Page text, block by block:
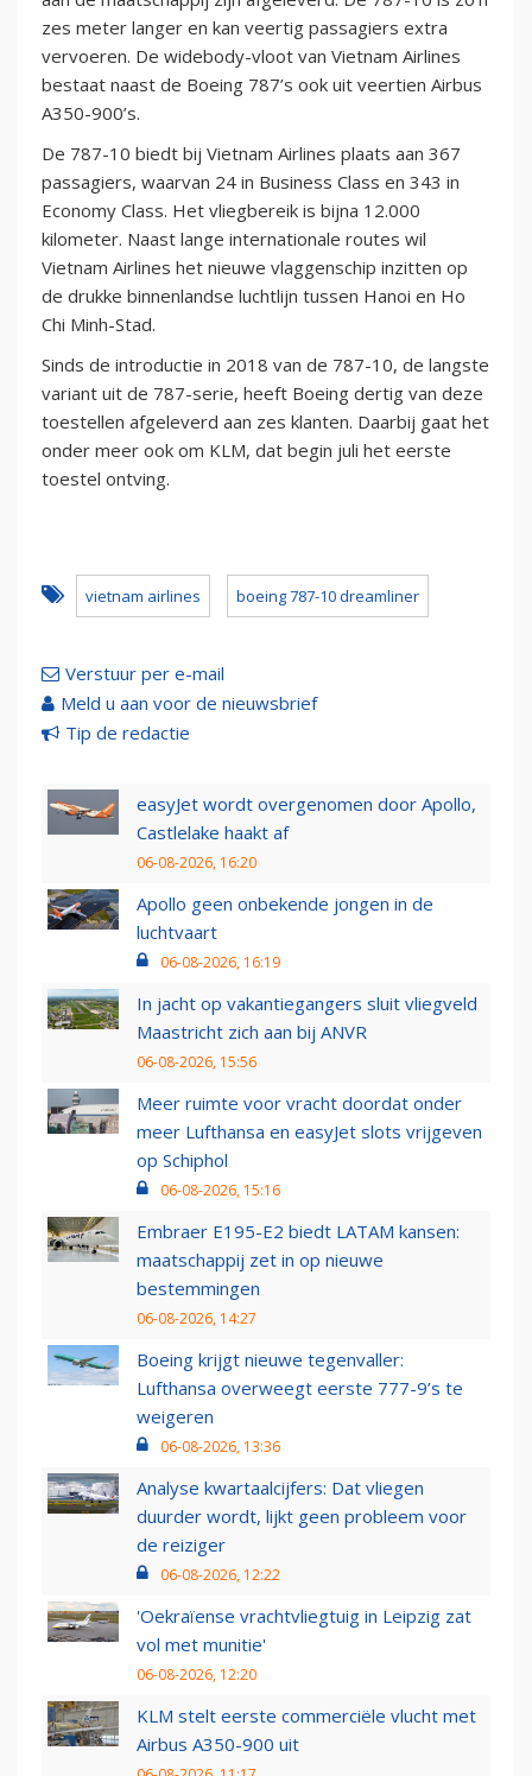
zes meter langer en kan veertig passagiers extra
vervoeren. De widebody-vloot van Vietnam Airlines
bestaat naast de Boeing 787’s ook uit veertien Airbus
A350-900’s.
De 787-10 biedt bij Vietnam Airlines plaats aan 367
passagiers, waarvan 24 in Business Class en 343 in
Economy Class. Het vliegbereik is bijna 12.000
kilometer. Naast lange internationale routes wil
Vietnam Airlines het nieuwe vlaggenschip inzitten op
de drukke binnenlandse luchtlijn tussen Hanoi en Ho
Chi Minh-Stad.
Sinds de introductie in 2018 van de 787-10, de langste
variant uit de 787-serie, heeft Boeing dertig van deze
toestellen afgeleverd aan zes klanten. Daarbij gaat het
onder meer ook om KLM, dat begin juli het eerste
toestel ontving.
vietnam airlines boeing 787-10 dreamliner
Verstuur per e-mail
Meld u aan voor de nieuwsbrief
Tip de redactie
easyJet wordt overgenomen door Apollo,
Castlelake haakt af
06-08-2026, 16:20
Apollo geen onbekende jongen in de
luchtvaart
06-08-2026, 16:19
In jacht op vakantiegangers sluit vliegveld
Maastricht zich aan bij ANVR
06-08-2026, 15:56
Meer ruimte voor vracht doordat onder
meer Lufthansa en easyJet slots vrijgeven
op Schiphol
06-08-2026, 15:16
Embraer E195-E2 biedt LATAM kansen:
maatschappij zet in op nieuwe
bestemmingen
06-08-2026, 14:27
Boeing krijgt nieuwe tegenvaller:
Lufthansa overweegt eerste 777-9’s te
weigeren
06-08-2026, 13:36
Analyse kwartaalcijfers: Dat vliegen
duurder wordt, lijkt geen probleem voor
de reiziger
06-08-2026, 12:22
'Oekraïense vrachtvliegtuig in Leipzig zat
vol met munitie'
06-08-2026, 12:20
KLM stelt eerste commerciële vlucht met
Airbus A350-900 uit